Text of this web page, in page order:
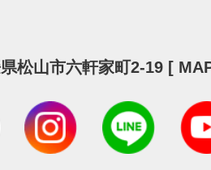
松山市六軒家町2-19 [